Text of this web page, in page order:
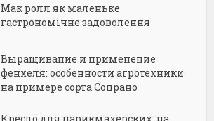
Мак ролл як маленьке
гастрономічне задоволення
Выращивание и применение
фенхеля: особенности агротехники
на примере сорта Сопрано